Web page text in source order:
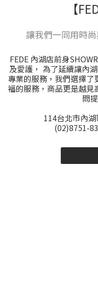
【
讓我們一同用時
FEDE 內湖店前身
及愛護， 為了延續讓內
專業的服務，我們選擇
福的服務，商品更是越
問
114台北市內
(02)8751-